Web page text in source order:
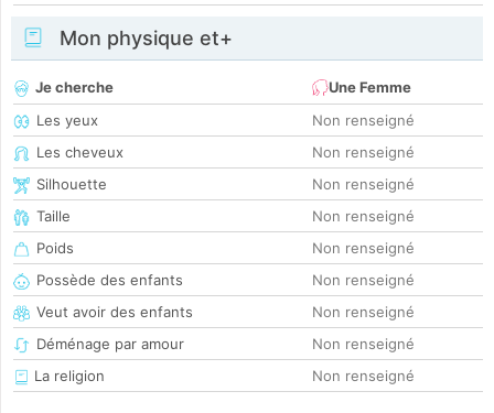
Mon physique et+
Je cherche
Une Femme
Les yeux
Non renseigné
Les cheveux
Non renseigné
Silhouette
Non renseigné
Taille
Non renseigné
Poids
Non renseigné
Possède des enfants
Non renseigné
Veut avoir des enfants
Non renseigné
Déménage par amour
Non renseigné
La religion
Non renseigné